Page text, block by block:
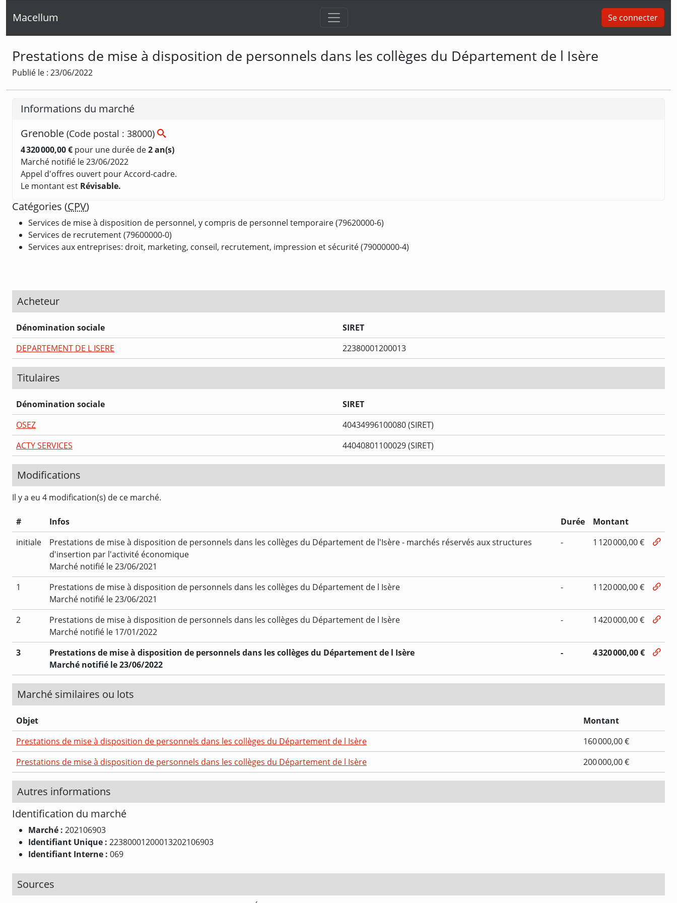
Macellum Se connecter
Prestations de mise à disposition de personnels dans les collèges du Département de l Isère
Publié le : 23/06/2022
Informations du marché
Grenoble (Code postal : 38000)
4 320 000,00 € pour une durée de2 an(s)
Marché notifié le 23/06/2022
Appel d'offres ouvert pour Accord-cadre.
Le montant est Révisable.
Catégories (CPV)
Services de mise à disposition de personnel, y compris de personnel temporaire (79620000-6)
Services de recrutement (79600000-0)
Services aux entreprises: droit, marketing, conseil, recrutement, impression et sécurité (79000000-4)
Acheteur
Dénomination sociale
SIRET
DEPARTEMENT DE L ISERE
22380001200013
Titulaires
Dénomination sociale
SIRET
OSEZ
40434996100080 (SIRET)
ACTY SERVICES
44040801100029 (SIRET)
Modifications
Il y a eu 4 modification(s) de ce marché.
# Infos Durée
Montant
initiale
Prestations de mise à disposition de personnels dans les collèges du Département de l'Isère - marchés réservés aux structures
d'insertion par l'activité économique
Marché notifié le 23/06/2021
- 1 120 000,00 €
1
Prestations de mise à disposition de personnels dans les collèges du Département de l Isère
Marché notifié le 23/06/2021
- 1 120 000,00 €
2
Prestations de mise à disposition de personnels dans les collèges du Département de l Isère
Marché notifié le 17/01/2022
- 1 420 000,00 €
3
Prestations de mise à disposition de personnels dans les collèges du Département de l Isère
Marché notifié le 23/06/2022
- 4 320 000,00 €
Marché similaires ou lots
Objet
Montant
Prestations de mise à disposition de personnels dans les collèges du Département de l Isère
160 000,00 €
Prestations de mise à disposition de personnels dans les collèges du Département de l Isère
200 000,00 €
Autres informations
Identification du marché
Marché : 202106903
Identifiant Unique : 22380001200013202106903
Identifiant Interne : 069
Sources